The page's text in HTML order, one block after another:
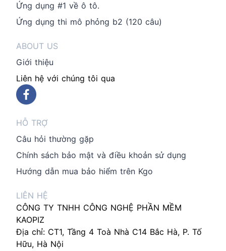
Ứng dụng #1 về ô tô.
Ứng dụng thi mô phỏng b2 (120 câu)
ABOUT US
Giới thiệu
Liên hệ với chúng tôi qua
HỖ TRỢ
Câu hỏi thường gặp
Chính sách bảo mật và điều khoản sử dụng
Hướng dẫn mua bảo hiểm trên Kgo
LIÊN HỆ
CÔNG TY TNHH CÔNG NGHỆ PHẦN MỀM
KAOPIZ
Địa chỉ: CT1, Tầng 4 Toà Nhà C14 Bắc Hà, P. Tố
Hữu, Hà Nội